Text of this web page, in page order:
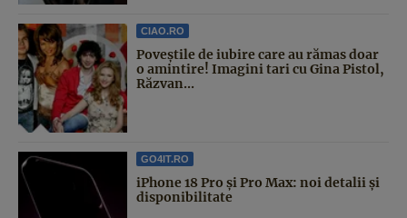
CIAO.RO
Poveştile de iubire care au rămas doar
o amintire! Imagini tari cu Gina Pistol,
Răzvan...
GO4IT.RO
iPhone 18 Pro și Pro Max: noi detalii și
disponibilitate